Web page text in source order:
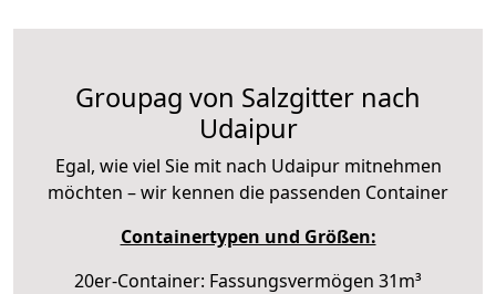
Groupag von Salzgitter nach
Udaipur
Egal, wie viel Sie mit nach Udaipur mitnehmen
möchten – wir kennen die passenden Container
Containertypen und Größen:
20er-Container: Fassungsvermögen 31m³